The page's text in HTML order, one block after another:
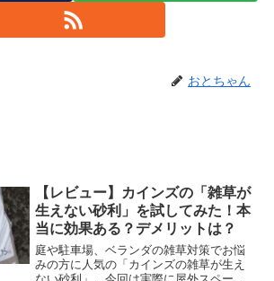
おとちゃん
【レビュー】カインズの「雑草が
生えない砂利」を試してみた！本
当に効果ある？デメリットは？
庭や駐車場、ベランダの雑草対策でお悩
みの方に人気の「カインズの雑草が生え